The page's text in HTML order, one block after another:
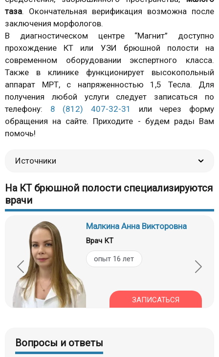
таза. Окончательная верификация возможна после
заключения морфологов.
В диагностическом центре “Магнит” доступно
прохождение КТ или УЗИ брюшной полости на
современном оборудовании экспертного класса.
Также в клинике функционирует высокопольный
аппарат МРТ, с напряженностью 1,5 Тесла. Для
получения любой услуги следует записаться по
телефону: 8 (812) 407-32-31
или через форму
обращения на сайте. Приходите - будем рады Вам
помочь!
Источники
На КТ брюшной полости специализируются
врачи
Малкина Анна Викторовна
Врач КТ
опыт 16 лет
ЗАПИСАТЬСЯ
Вопросы и ответы